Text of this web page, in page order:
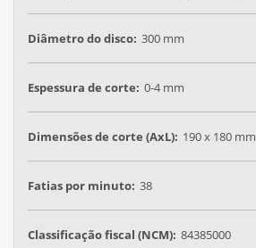
Diâmetro do disco: 300 mm
Espessura de corte: 0-4 mm
Dimensões de corte (AxL): 190 x 180 mm
Fatias por minuto: 38
Classificação fiscal (NCM): 84385000